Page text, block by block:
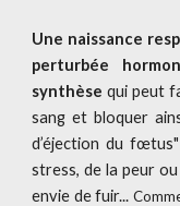
Une naissance
perturbée
synthèsequi peut
sang et bloquer
d’éjection du
stress, de la peur ou
envie de fuir...